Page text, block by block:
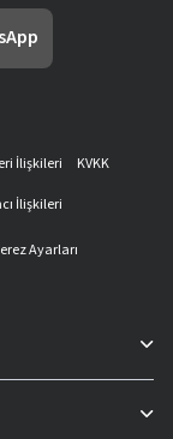
İlişkileri
KVKK
İlişkileri
Ayarları